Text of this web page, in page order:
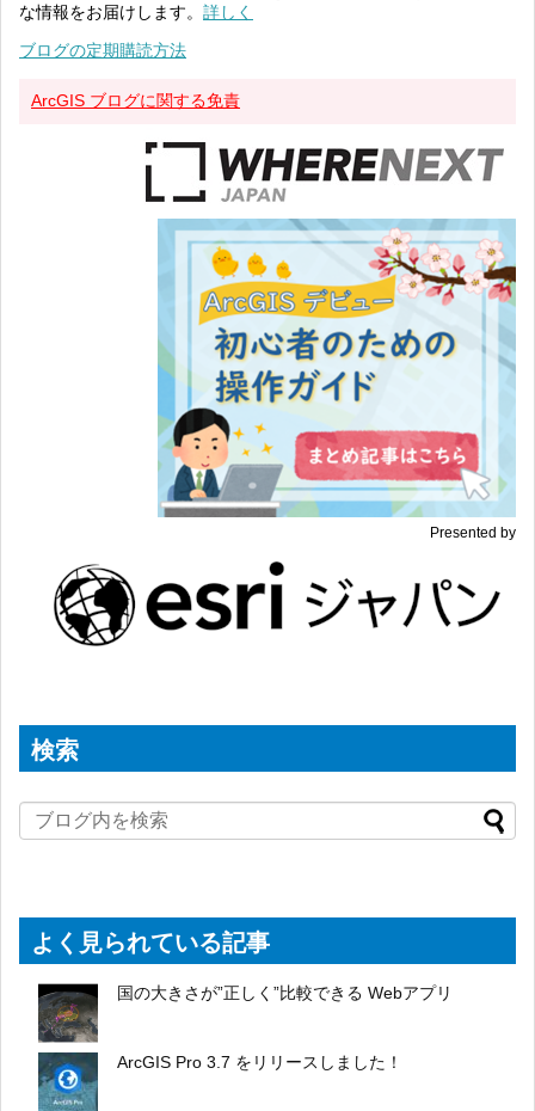
な情報をお届けします。 詳しく
ブログの定期購読方法
ArcGIS ブログに関する免責
Presented by
検索
よく見られている記事
国の大きさが”正しく”比較できる Webアプリ
ArcGIS Pro 3.7 をリリースしました！